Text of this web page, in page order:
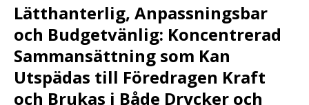
Lätthanterlig, Anpassningsbar
och Budgetvänlig: Koncentrerad
Sammansättning som Kan
Utspädas till Föredragen Kraft
och Brukas i Både Drycker och